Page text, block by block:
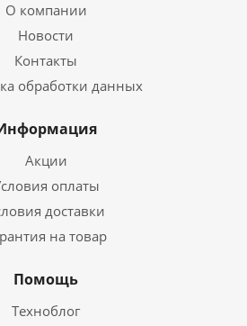
О компании
Новости
Контакты
обработки данных
Акции
оплаты
доставки
на товар
Помощь
Техноблог